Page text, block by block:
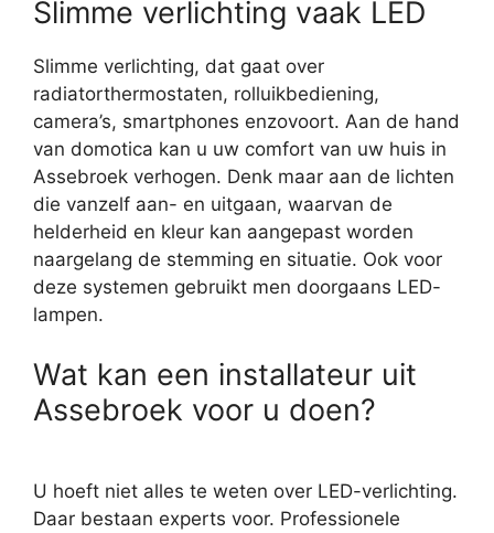
Slimme verlichting vaak LED
Slimme verlichting, dat gaat over
radiatorthermostaten, rolluikbediening,
camera’s, smartphones enzovoort. Aan de hand
van domotica kan u uw comfort van uw huis in
Assebroek verhogen. Denk maar aan de lichten
die vanzelf aan- en uitgaan, waarvan de
helderheid en kleur kan aangepast worden
naargelang de stemming en situatie. Ook voor
deze systemen gebruikt men doorgaans LED-
lampen.
Wat kan een installateur uit
Assebroek voor u doen?
U hoeft niet alles te weten over LED-verlichting.
Daar bestaan experts voor. Professionele